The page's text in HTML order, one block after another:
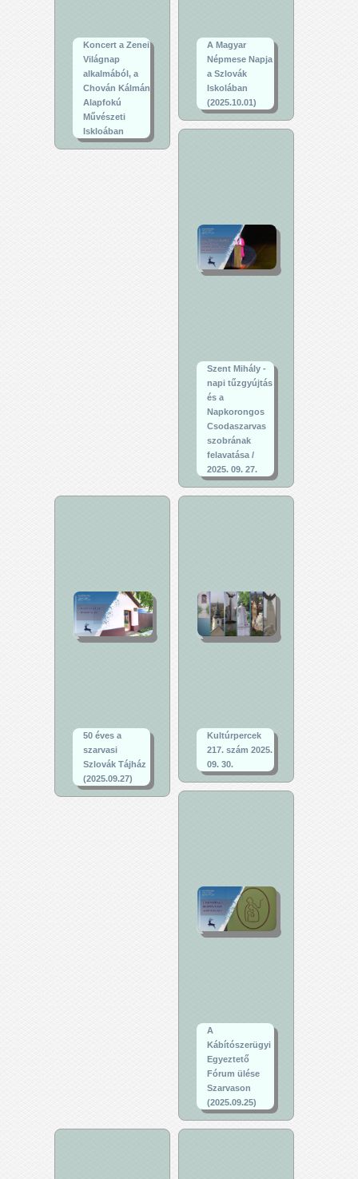
Koncert a Zenei
Világnap
alkalmából, a
Chován Kálmán
Alapfokú
Művészeti
Iskloában
A Magyar
Népmese Napja
a Szlovák
Iskolában
(2025.10.01)
Szent Mihály -
napi tűzgyújtás
és a
Napkorongos
Csodaszarvas
szobrának
felavatása /
2025. 09. 27.
50 éves a
szarvasi
Szlovák Tájház
(2025.09.27)
Kultúrpercek
217. szám 2025.
09. 30.
A
Kábítószerügyi
Egyeztető
Fórum ülése
Szarvason
(2025.09.25)